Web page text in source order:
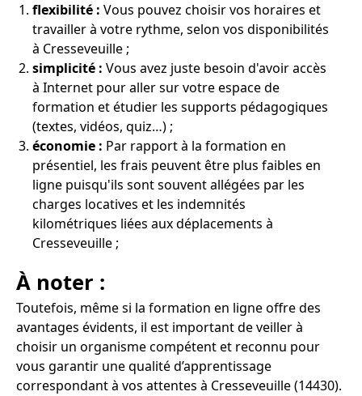
flexibilité : Vous pouvez choisir vos horaires et
travailler à votre rythme, selon vos disponibilités
à Cresseveuille ;
simplicité : Vous avez juste besoin d'avoir accès
à Internet pour aller sur votre espace de
formation et étudier les supports pédagogiques
(textes, vidéos, quiz…) ;
économie : Par rapport à la formation en
présentiel, les frais peuvent être plus faibles en
ligne puisqu'ils sont souvent allégées par les
charges locatives et les indemnités
kilométriques liées aux déplacements à
Cresseveuille ;
À noter :
Toutefois, même si la formation en ligne offre des
avantages évidents, il est important de veiller à
choisir un organisme compétent et reconnu pour
vous garantir une qualité d’apprentissage
correspondant à vos attentes à Cresseveuille (14430).